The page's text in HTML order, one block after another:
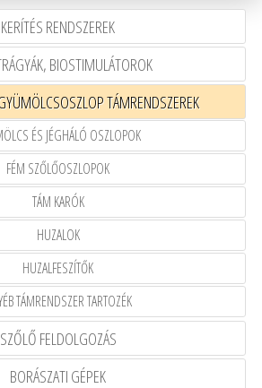
KERÍTÉS RENDSZEREK
BIOSTIMULÁTOROK
TÁMRENDSZEREK
ÉS JÉGHÁLÓ OSZLOPOK
FÉM SZŐLŐOSZLOPOK
TÁM KARÓK
HUZALOK
HUZALFESZÍTŐK
TÁMRENDSZER TARTOZÉK
SZŐLŐ FELDOLGOZÁS
BORÁSZATI GÉPEK